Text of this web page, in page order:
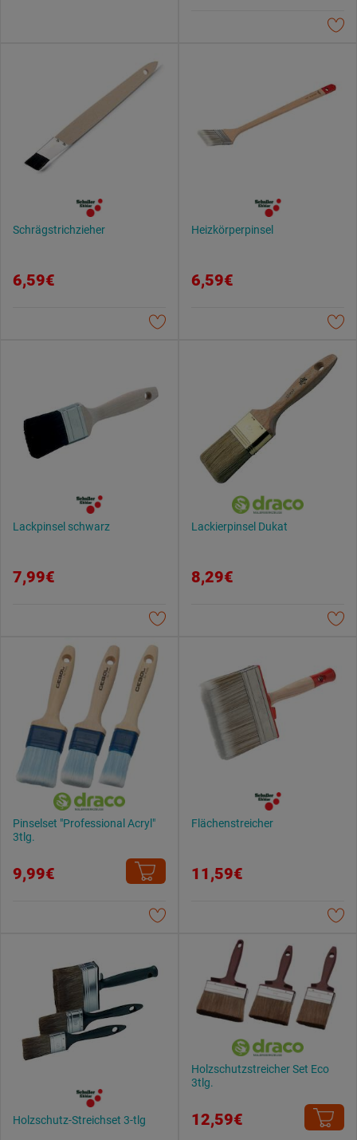
Schrägstrichzieher
6,59€
Heizkörperpinsel
6,59€
Lackpinsel schwarz
7,99€
Lackierpinsel Dukat
8,29€
Pinselset "Professional Acryl"
3tlg.
9,99€
Flächenstreicher
11,59€
Holzschutz-Streichset 3-tlg
Holzschutzstreicher Set Eco
3tlg.
12,59€